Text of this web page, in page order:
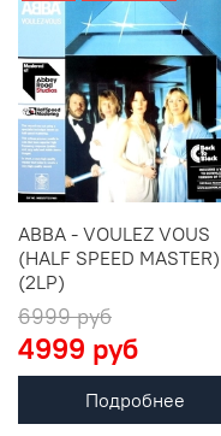
ABBA - VOULEZ VOUS
(HALF SPEED MASTER)
(2LP)
6999 руб
4999 руб
Подробнее